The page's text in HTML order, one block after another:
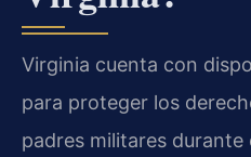
Virginia cuenta con
para proteger los
padres militares durante